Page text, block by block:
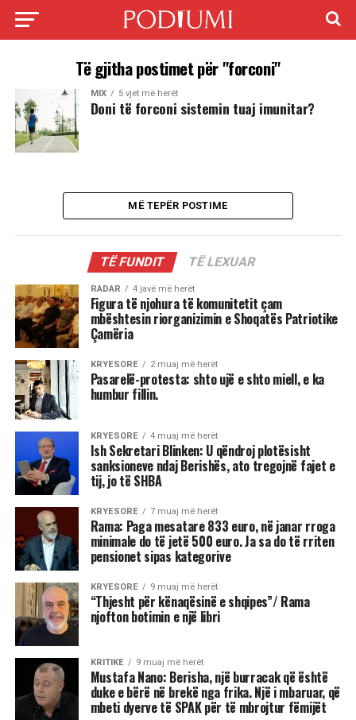
Të gjitha postimet për "forconi"
MIX 5 vjet më herët
Doni të forconi sistemin tuaj imunitar?
MË TEPËR POSTIME
TË FUNDIT TË LEXUAR
RADAR 4 javë më herët
Figura të njohura të komunitetit çam
mbështesin riorganizimin e Shoqatës Patriotike
Çamëria
KRYESORE 2 muaj më herët
Pasarelë-protesta: shto ujë e shto miell, e ka
humbur fillin.
KRYESORE 4 muaj më herët
Ish Sekretari Blinken: U qëndroj plotësisht
sanksioneve ndaj Berishës, ato tregojnë fajet e
tij, jo të SHBA
KRYESORE 7 muaj më herët
Rama: Paga mesatare 833 euro, në janar rroga
minimale do të jetë 500 euro. Ja sa do të rriten
pensionet sipas kategorive
KRYESORE 9 muaj më herët
“Thjesht për kënaqësinë e shqipes”/ Rama
njofton botimin e një libri
KRITIKE 9 muaj më herët
Mustafa Nano: Berisha, një burracak që është
duke e bërë në brekë nga frika. Një i mbaruar, që
mbeti dyerve të SPAK për të mbrojtur fëmijët